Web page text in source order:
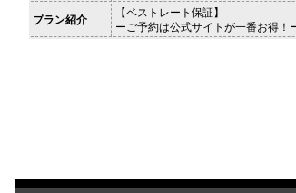
プラン紹介
【ベストレート保証】
ーご予約は公式サイトが一番お得！